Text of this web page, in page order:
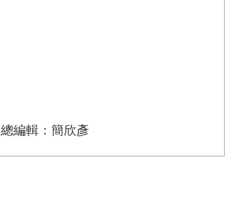
總編輯：簡欣彥